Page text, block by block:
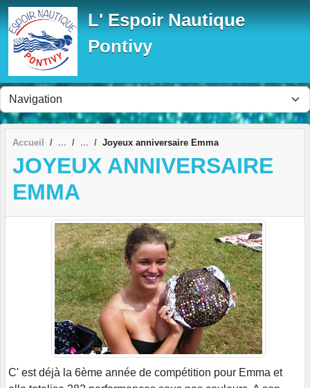
L' Espoir Nautique
Pontivy
Accueil Joyeux anniversaire Emma
JOYEUX ANNIVERSAIRE
EMMA
C' est déjà la 6ème année de compétition pour Emma et
Panneau de gestion des cookies